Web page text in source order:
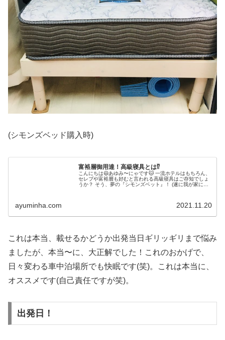
(シモンズベッド購入時)
富裕層御用達！高級寝具とは⁉︎
こんにちは😃あゆみ〜にゃです🐱 一流ホテルはもちろん、
セレブや富裕層も好むと言われる高級寝具はご存知でしょ
うか？ そう、夢の『シモンズベット』！ (遂に我が家に
ayuminha.com 2021.11.20
これは本当、載せるかどうか出発当日ギリッギリまで悩み
ましたが、本当〜に、大正解でした！これのおかげで、
日々変わる車中泊場所でも快眠です(笑)。これは本当に、
オススメです(自己責任ですが笑)。
出発日！